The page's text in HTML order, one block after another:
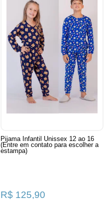
Pijama Infantil Unissex 12 ao 16
(Entre em contato para escolher a
estampa)
R$ 125,90